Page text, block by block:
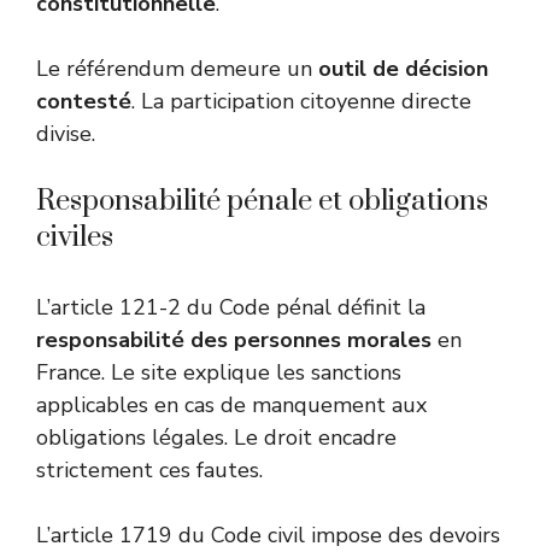
Le référendum demeure un outil de décision
contesté. La participation citoyenne directe
divise.
Responsabilité pénale et obligations
civiles
L’article 121-2 du Code pénal définit la
responsabilité des personnes morales en
France. Le site explique les sanctions
applicables en cas de manquement aux
obligations légales. Le droit encadre
strictement ces fautes.
L’article 1719 du Code civil impose des devoirs